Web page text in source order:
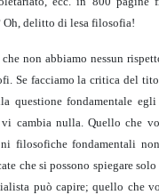
delitto di lesa filosofia!
non abbiamo nessun
Se facciamo la critica del
questione fondamentale
cambia nulla. Quello che
filosofiche fondamentali
che si possono spiegare
può capire; quello che